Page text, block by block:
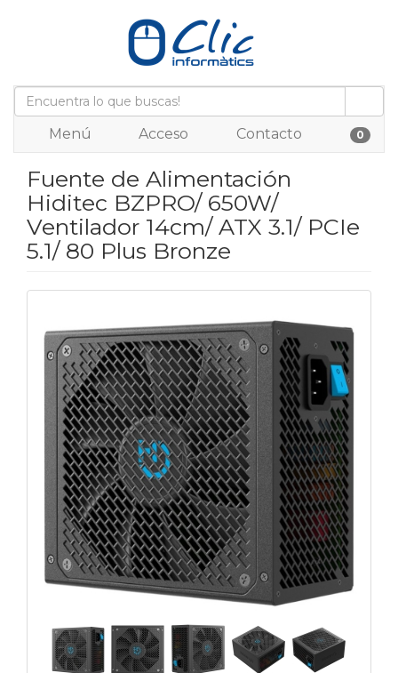
Menú Acceso Contacto 0
Fuente de Alimentación
Hiditec BZPRO/ 650W/
Ventilador 14cm/ ATX 3.1/ PCIe
5.1/ 80 Plus Bronze